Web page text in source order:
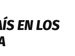
EN LOS